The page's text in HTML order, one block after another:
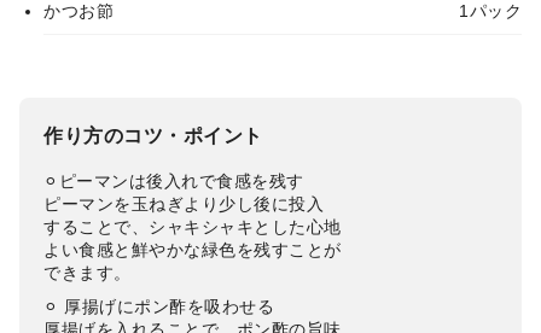
かつお節 1パック
作り方のコツ・ポイント
⚪︎ピーマンは後入れで食感を残す
ピーマンを玉ねぎより少し後に投入
することで、シャキシャキとした心地
よい食感と鮮やかな緑色を残すことが
できます。
⚪︎ 厚揚げにポン酢を吸わせる
厚揚げを入れることで、ポン酢の旨味